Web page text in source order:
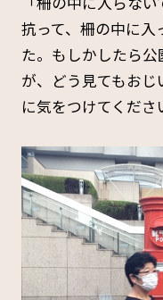
抗って、柵の中に入
た。もしかしたら
が、どう見てもお
に気をつけてくださ